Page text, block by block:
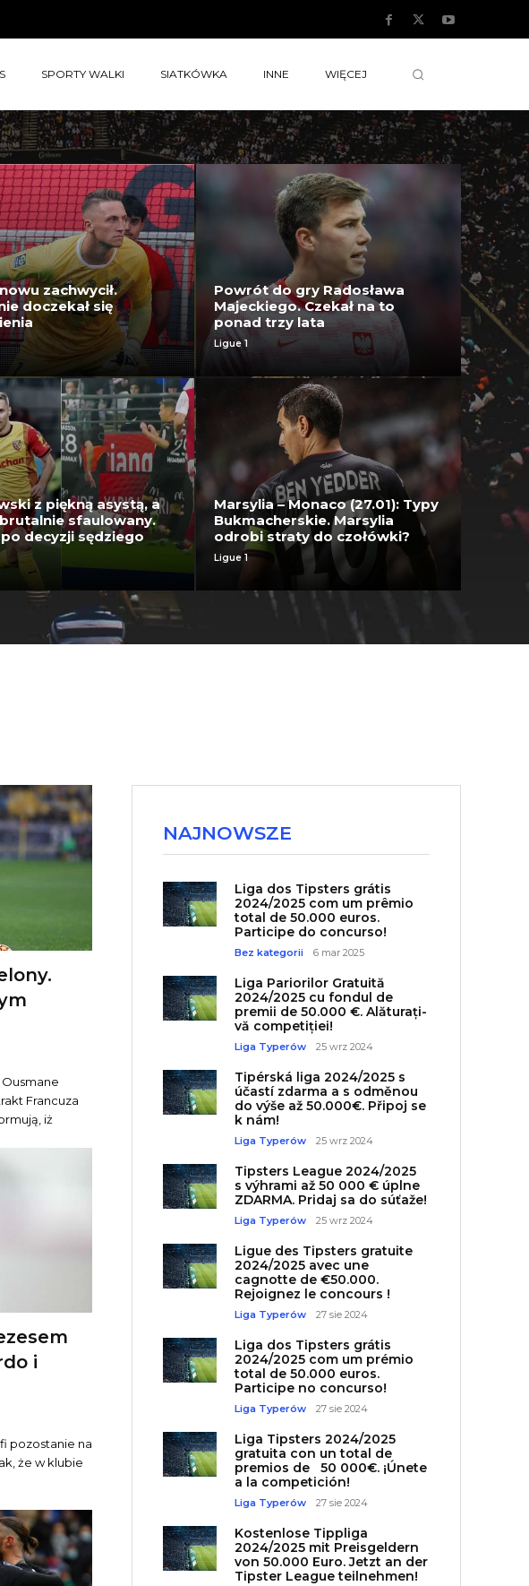
SPORTY WALKI SIATKÓWKA INNE WIĘCEJ
zachwycił.
doczekał się
Powrót do gry Radosława
Majeckiego. Czekał na to
ponad trzy lata
Ligue 1
z piękną asystą, a
sfaulowany.
decyzji sędziego
Marsylia – Monaco (27.01): Typy
Bukmacherskie. Marsylia
odrobi straty do czołówki?
Ligue 1
Francuza
iż
i
pozostanie na
że w klubie
NAJNOWSZE
Liga dos Tipsters grátis
2024/2025 com um prêmio
total de 50.000 euros.
Participe do concurso!
Bez kategorii 6 mar 2025
Liga Pariorilor Gratuită
2024/2025 cu fondul de
premii de 50.000 €. Alăturați-
vă competiției!
Liga Typerów 25 wrz 2024
Tipérská liga 2024/2025 s
účastí zdarma a s odměnou
do výše až 50.000€. Připoj se
k nám!
Liga Typerów 25 wrz 2024
Tipsters League 2024/2025
s výhrami až 50 000 € úplne
ZDARMA. Pridaj sa do súťaže!
Liga Typerów 25 wrz 2024
Ligue des Tipsters gratuite
2024/2025 avec une
cagnotte de €50.000.
Rejoignez le concours !
Liga Typerów 27 sie 2024
Liga dos Tipsters grátis
2024/2025 com um prémio
total de 50.000 euros.
Participe no concurso!
Liga Typerów 27 sie 2024
Liga Tipsters 2024/2025
gratuita con un total de
premios de 50 000€. ¡Únete
a la competición!
Liga Typerów 27 sie 2024
Kostenlose Tippliga
2024/2025 mit Preisgeldern
von 50.000 Euro. Jetzt an der
Tipster League teilnehmen!